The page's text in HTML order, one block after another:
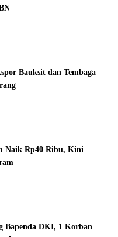
Bauksit dan Tembaga
Naik Rp40 Ribu, Kini
Bapenda DKI, 1 Korban